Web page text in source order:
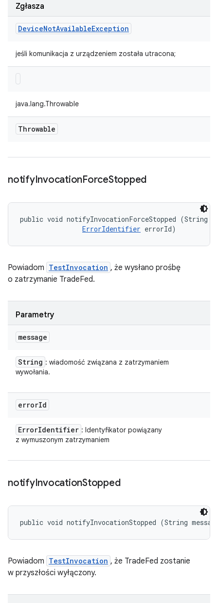
Zgłasza
DeviceNotAvailableException
jeśli komunikacja z urządzeniem została utracona;
java.lang.Throwable
Throwable
notifyInvocationForceStopped
public void notifyInvocationForceStopped (String
ErrorIdentifier errorId)
Powiadom TestInvocation , że wysłano prośbę
o zatrzymanie TradeFed.
Parametry
message
String : wiadomość związana z zatrzymaniem
wywołania.
errorId
ErrorIdentifier : Identyfikator powiązany
z wymuszonym zatrzymaniem
notifyInvocationStopped
public void notifyInvocationStopped (String
Powiadom TestInvocation , że TradeFed zostanie
w przyszłości wyłączony.